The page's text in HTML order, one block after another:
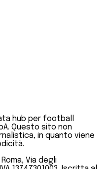
hub per football
Questo sito non
in quanto viene
Via degli